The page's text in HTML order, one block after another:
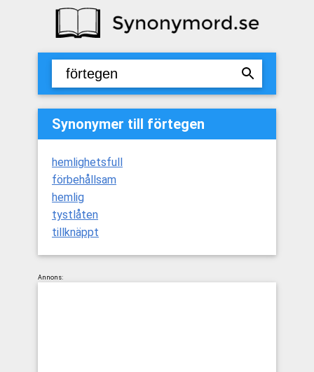
Synonymer till förtegen
hemlighetsfull
förbehållsam
hemlig
tystlåten
tillknäppt
Annons: